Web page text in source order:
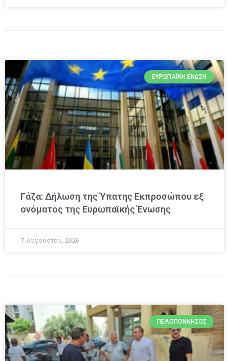
ΕΥΡΩΠΑΪΚΉ ΈΝΩΣΗ
Γάζα: Δήλωση της Ύπατης Εκπροσώπου εξ
ονόματος της Ευρωπαϊκής Ένωσης
7 Αυγούστου, 2026
ΠΕΛΟΠΌΝΝΗΣΟΣ